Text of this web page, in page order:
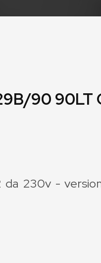
90 90LT
230v -